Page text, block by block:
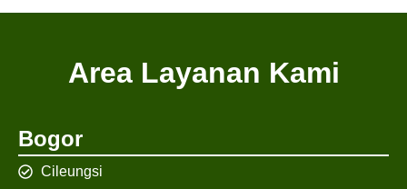
Area Layanan Kami
Bogor
Cileungsi